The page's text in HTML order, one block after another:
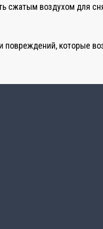
сжатым воздухом для
повреждений, которые